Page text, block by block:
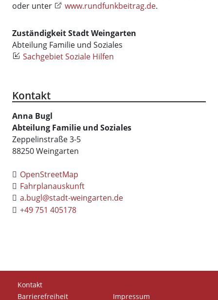
oder unter
www.rundfunkbeitrag.de.
Zuständigkeit Stadt Weingarten
Abteilung Familie und Soziales
Sachgebiet Soziale Hilfen
Kontakt
Anna Bugl
Abteilung Familie und Soziales
Zeppelinstraße 3-5
88250Weingarten
OpenStreetMap
Fahrplanauskunft
a.bugl@stadt-weingarten.de
+49 751 405178
Kontakt
Barrierefreiheit
Impressum